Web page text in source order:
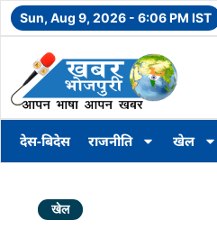
Sun, Aug 9, 2026 - 6:06 PM IST
देस-बिदेस राजनीति खेल
खेल